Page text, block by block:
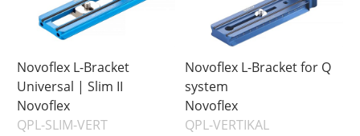
Novoflex L-Bracket
Universal | Slim II
Novoflex
QPL-SLIM-VERT
Novoflex L-Bracket for Q
system
Novoflex
QPL-VERTIKAL